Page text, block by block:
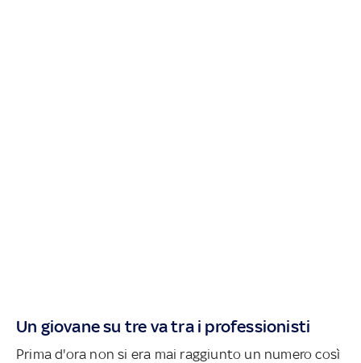
Un giovane su tre va tra i professionisti
Prima d'ora non si era mai raggiunto un numero così